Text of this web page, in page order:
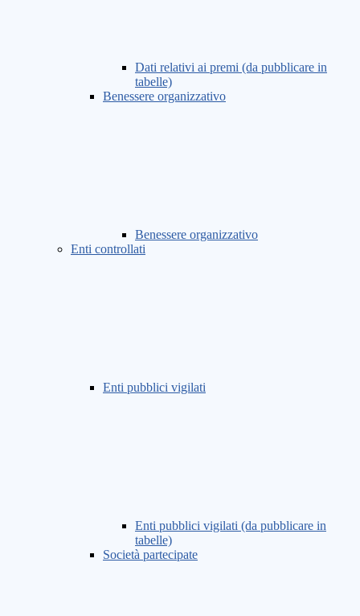
Dati relativi ai premi (da pubblicare in
tabelle)
Benessere organizzativo
Benessere organizzativo
Enti controllati
Enti pubblici vigilati
Enti pubblici vigilati (da pubblicare in
tabelle)
Società partecipate